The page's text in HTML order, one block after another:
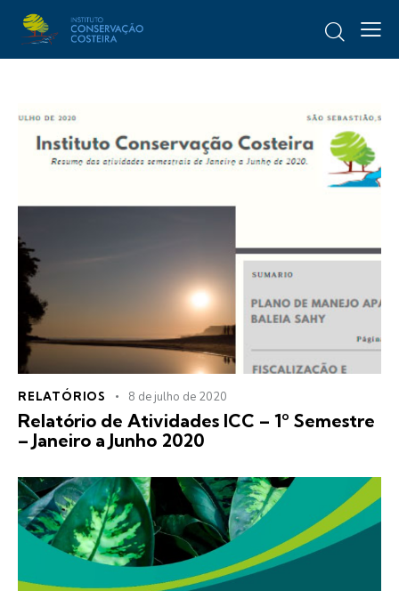
RELATÓRIOS 8 de julho de 2020
Relatório de Atividades ICC – 1º Semestre
– Janeiro a Junho 2020